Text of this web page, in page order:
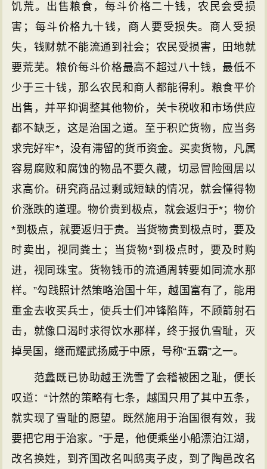
饥荒。出售粮食，每斗价格二十钱，农民会受损
害；每斗价格九十钱，商人要受损失。商人受损
失，钱财就不能流通到社会；农民受损害，田地就
要荒芜。粮价每斗价格最高不超过八十钱，最低不
少于三十钱，那么农民和商人都能得利。粮食平价
出售，并平抑调整其他物价，关卡税收和市场供应
都不缺乏，这是治国之道。至于积贮货物，应当务
求完好牢*，没有滞留的货币资金。买卖货物，凡属
容易腐败和腐蚀的物品不要久藏，切忌冒险囤居以
求高价。研究商品过剩或短缺的情况，就会懂得物
价涨跌的道理。物价贵到极点，就会返归于*；物价
*到极点，就要返归于贵。当货物贵到极点时，要及
时卖出，视同粪土；当货物*到极点时，要及时购
进，视同珠宝。货物钱币的流通周转要如同流水那
样。”勾践照计然策略治国十年，越国富有了，能用
重金去收买兵士，使兵士们冲锋陷阵，不顾箭射石
击，就像口渴时求得饮水那样，终于报仇雪耻，灭
掉吴国，继而耀武扬威于中原，号称“五霸”之一。
范蠡既已协助越王洗雪了会稽被困之耻，便长
叹道：“计然的策略有七条，越国只用了其中五条，
就实现了雪耻的愿望。既然施用于治国很有效，我
要把它用于治家。”于是，他便乘坐小船漂泊江湖，
改名换姓，到齐国改名叫鸱夷子皮，到了陶邑改名